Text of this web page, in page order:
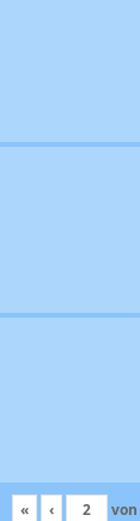
« ‹ von